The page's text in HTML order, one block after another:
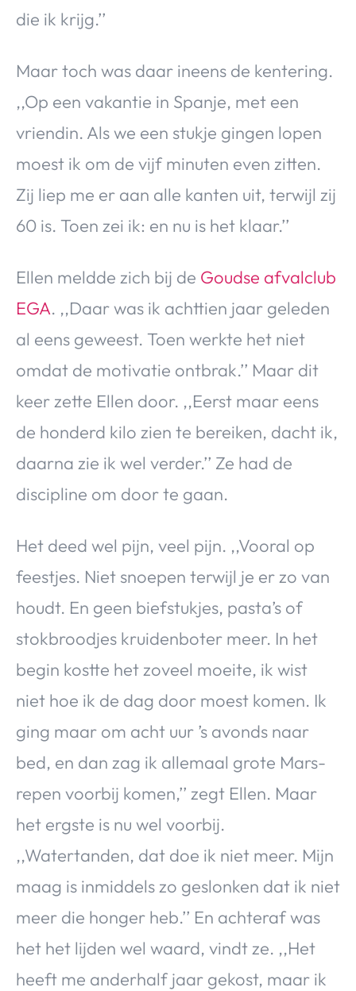
die ik krijg.’’
Maar toch was daar ineens de kentering.
,,Op een vakantie in Spanje, met een
vriendin. Als we een stukje gingen lopen
moest ik om de vijf minuten even zitten.
Zij liep me er aan alle kanten uit, terwijl zij
60 is. Toen zei ik: en nu is het klaar.’’
Ellen meldde zich bij de Goudse afvalclub
EGA. ,,Daar was ik achttien jaar geleden
al eens geweest. Toen werkte het niet
omdat de motivatie ontbrak.’’ Maar dit
keer zette Ellen door. ,,Eerst maar eens
de honderd kilo zien te bereiken, dacht ik,
daarna zie ik wel verder.’’ Ze had de
discipline om door te gaan.
Het deed wel pijn, veel pijn. ,,Vooral op
feestjes. Niet snoepen terwijl je er zo van
houdt. En geen biefstukjes, pasta’s of
stokbroodjes kruidenboter meer. In het
begin kostte het zoveel moeite, ik wist
niet hoe ik de dag door moest komen. Ik
ging maar om acht uur ’s avonds naar
bed, en dan zag ik allemaal grote Mars-
repen voorbij komen,’’ zegt Ellen. Maar
het ergste is nu wel voorbij.
,,Watertanden, dat doe ik niet meer. Mijn
maag is inmiddels zo geslonken dat ik niet
meer die honger heb.’’ En achteraf was
het het lijden wel waard, vindt ze. ,,Het
heeft me anderhalf jaar gekost, maar ik